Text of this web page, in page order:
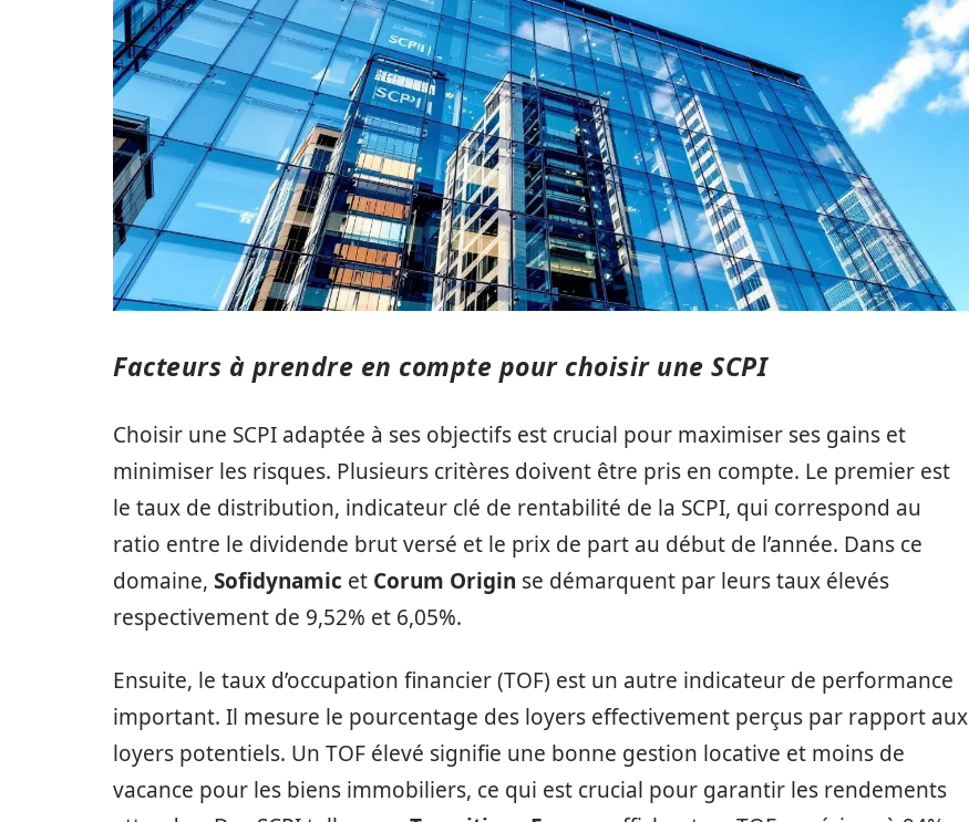
Facteurs à prendre en compte pour choisir une SCPI
Choisir une SCPI adaptée à ses objectifs est crucial pour maximiser ses gains et
minimiser les risques. Plusieurs critères doivent être pris en compte. Le premier est
le taux de distribution, indicateur clé de rentabilité de la SCPI, qui correspond au
ratio entre le dividende brut versé et le prix de part au début de l’année. Dans ce
domaine, Sofidynamic et Corum Origin se démarquent par leurs taux élevés
respectivement de 9,52% et 6,05%.
Ensuite, le taux d’occupation financier (TOF) est un autre indicateur de performance
important. Il mesure le pourcentage des loyers effectivement perçus par rapport aux
loyers potentiels. Un TOF élevé signifie une bonne gestion locative et moins de
vacance pour les biens immobiliers, ce qui est crucial pour garantir les rendements